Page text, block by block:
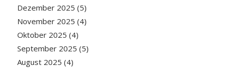
Dezember 2025 (5)
November 2025 (4)
Oktober 2025 (4)
September 2025 (5)
August 2025 (4)